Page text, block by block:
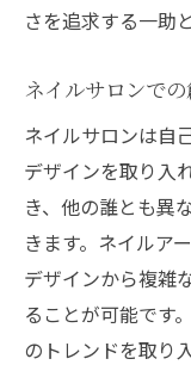
さを追求する一助
ネイルサロンで
ネイルサロンは自
デザインを取り入
き、他の誰とも異
きます。ネイルア
デザインから複雑
ることが可能です
のトレンドを取り